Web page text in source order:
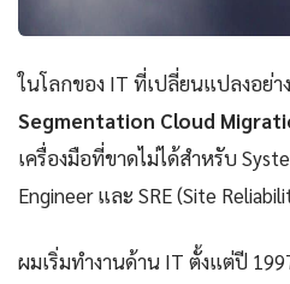
ในโลกของ IT ที่เปลี่ยนแปลงอย่าง
Segmentation Cloud
เครื่องมือที่ขาดไม่ได้สำหรับ
Engineer และ SRE (Site
ผมเริ่มทำงานด้าน IT ตั้งแต่ปี